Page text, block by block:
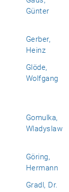
Günter
Gerber,
Heinz
Glöde,
Wolfgang
Gomulka,
Wladyslaw
Göring,
Hermann
Gradl, Dr.